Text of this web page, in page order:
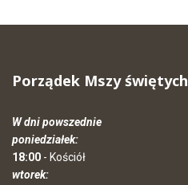
Porządek Mszy świętych
W dni powszednie
poniedziałek:
18:00 - Kościół
wtorek: